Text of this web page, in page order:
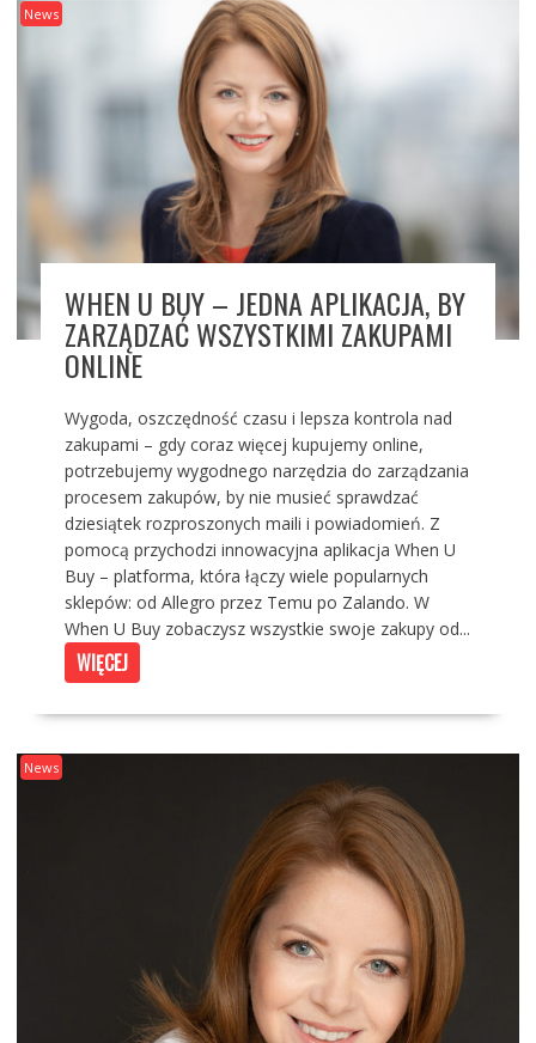
News
WHEN U BUY – JEDNA APLIKACJA, BY
ZARZĄDZAĆ WSZYSTKIMI ZAKUPAMI
ONLINE
Wygoda, oszczędność czasu i lepsza kontrola nad
zakupami – gdy coraz więcej kupujemy online,
potrzebujemy wygodnego narzędzia do zarządzania
procesem zakupów, by nie musieć sprawdzać
dziesiątek rozproszonych maili i powiadomień. Z
pomocą przychodzi innowacyjna aplikacja When U
Buy – platforma, która łączy wiele popularnych
sklepów: od Allegro przez Temu po Zalando. W
When U Buy zobaczysz wszystkie swoje zakupy od...
WIĘCEJ
News